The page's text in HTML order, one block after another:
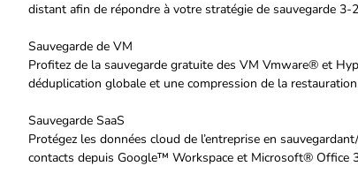
distant afin de répondre à votre stratégie de sauvegarde 3-
Sauvegarde de VM
Profitez de la sauvegarde gratuite des VM Vmware® et
déduplication globale et une compression de la
Sauvegarde SaaS
Protégez les données cloud de l’entreprise en
contacts depuis Google™ Workspace et Microsoft® Office